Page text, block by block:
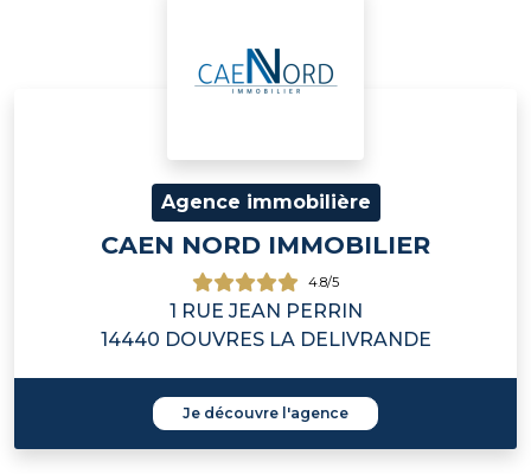
Agence immobilière
CAEN NORD IMMOBILIER
4.8/5
1 RUE JEAN PERRIN
14440 DOUVRES LA DELIVRANDE
Je découvre l'agence